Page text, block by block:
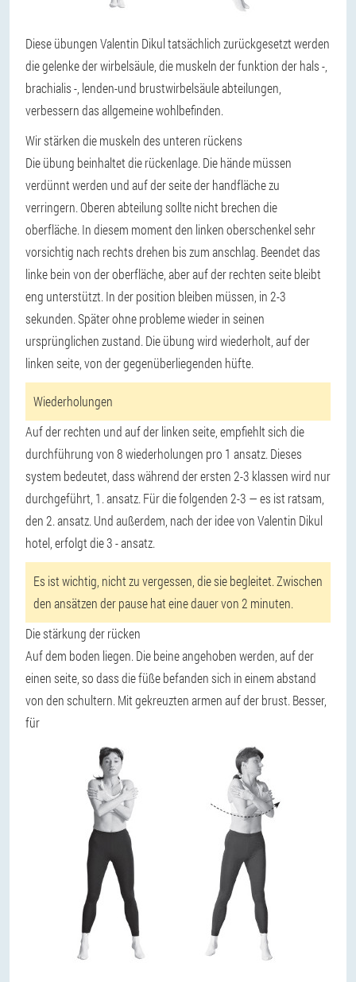
Diese übungen Valentin Dikul tatsächlich zurückgesetzt werden
die gelenke der wirbelsäule, die muskeln der funktion der hals -,
brachialis -, lenden-und brustwirbelsäule abteilungen,
verbessern das allgemeine wohlbefinden.
Wir stärken die muskeln des unteren rückens
Die übung beinhaltet die rückenlage. Die hände müssen
verdünnt werden und auf der seite der handfläche zu
verringern. Oberen abteilung sollte nicht brechen die
oberfläche. In diesem moment den linken oberschenkel sehr
vorsichtig nach rechts drehen bis zum anschlag. Beendet das
linke bein von der oberfläche, aber auf der rechten seite bleibt
eng unterstützt. In der position bleiben müssen, in 2-3
sekunden. Später ohne probleme wieder in seinen
ursprünglichen zustand. Die übung wird wiederholt, auf der
linken seite, von der gegenüberliegenden hüfte.
Wiederholungen
Auf der rechten und auf der linken seite, empfiehlt sich die
durchführung von 8 wiederholungen pro 1 ansatz. Dieses
system bedeutet, dass während der ersten 2-3 klassen wird nur
durchgeführt, 1. ansatz. Für die folgenden 2-3 — es ist ratsam,
den 2. ansatz. Und außerdem, nach der idee von Valentin Dikul
hotel, erfolgt die 3 - ansatz.
Es ist wichtig, nicht zu vergessen, die sie begleitet. Zwischen
den ansätzen der pause hat eine dauer von 2 minuten.
Die stärkung der rücken
Auf dem boden liegen. Die beine angehoben werden, auf der
einen seite, so dass die füße befanden sich in einem abstand
von den schultern. Mit gekreuzten armen auf der brust. Besser,
für